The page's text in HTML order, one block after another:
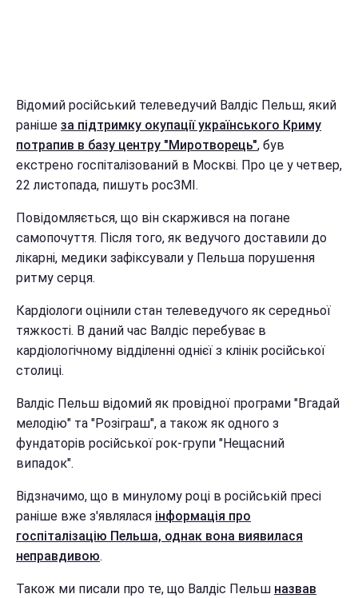
Відомий російський телеведучий Валдіс Пельш, який
раніше за підтримку окупації українського Криму
потрапив в базу центру "Миротворець", був
екстрено госпіталізований в Москві. Про це у четвер,
22 листопада, пишуть росЗМІ.
Повідомляється, що він скаржився на погане
самопочуття. Після того, як ведучого доставили до
лікарні, медики зафіксували у Пельша порушення
ритму серця.
Кардіологи оцінили стан телеведучого як середньої
тяжкості. В даний час Валдіс перебуває в
кардіологічному відділенні однієї з клінік російської
столиці.
Валдіс Пельш відомий як провідної програми "Вгадай
мелодію" та "Розіграш", а також як одного з
фундаторів російської рок-групи "Нещасний
випадок".
Відзначимо, що в минулому році в російській пресі
раніше вже з'являлася інформація про
госпіталізацію Пельша, однак вона виявилася
неправдивою.
Також ми писали про те, що Валдіс Пельш назвав